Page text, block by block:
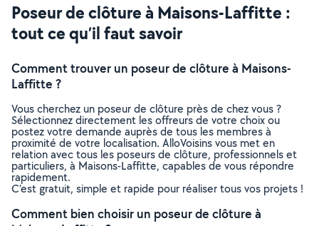
Poseur de clôture à Maisons-Laffitte :
tout ce qu’il faut savoir
Comment trouver un poseur de clôture à Maisons-
Laffitte ?
Vous cherchez un poseur de clôture près de chez vous ?
Sélectionnez directement les offreurs de votre choix ou
postez votre demande auprès de tous les membres à
proximité de votre localisation. AlloVoisins vous met en
relation avec tous les poseurs de clôture, professionnels et
particuliers, à Maisons-Laffitte, capables de vous répondre
rapidement.
C’est gratuit, simple et rapide pour réaliser tous vos projets !
Comment bien choisir un poseur de clôture à